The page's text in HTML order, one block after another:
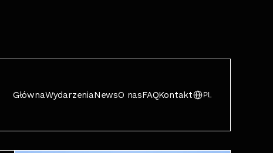
GłównaWydarzeniaNewsO nasFAQKontakt PL